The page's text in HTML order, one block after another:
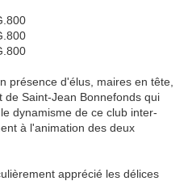
présence d'élus, maires en tête,
de Saint-Jean Bonnefonds qui
dynamisme de ce club inter-
à l'animation des deux
apprécié les délices